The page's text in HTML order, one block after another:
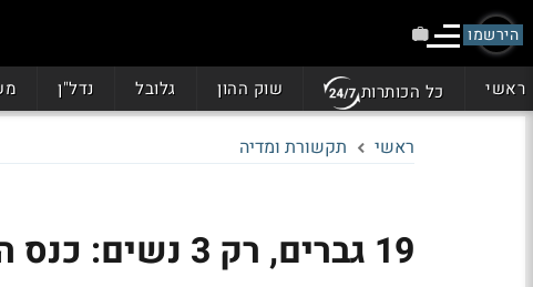
הירשמו
ראשי כל הכותרות שוק ההון גלובל נדל"ן
ראשי תקשורת ומדיה
19 גברים, רק 3 נשים: כנס התקשורת שמדליק את הרשת